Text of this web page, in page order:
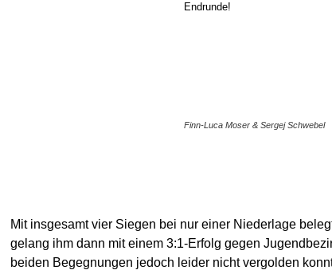
Endrunde!
Finn-Luca Moser & Sergej Schwebel
Mit insgesamt vier Siegen bei nur einer Niederlage
gelang ihm dann mit einem 3:1-Erfolg gegen
beiden Begegnungen jedoch leider nicht vergolden